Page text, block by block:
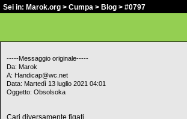
Sei in: Marok.org > Cumpa > Blog > #0797
-----Messaggio originale-----
Da: Marok
A: Handicap@wc.net
Data: Martedì 13 luglio 2021 04:01
Oggetto: Obsolsoka
Cari diversamente figati,